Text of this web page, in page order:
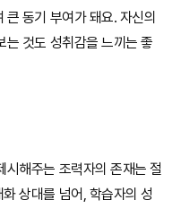
동기 부여가 돼요. 자신의
는 것도 성취감을 느끼는 좋
시해주는 조력자의 존재는 절
상대를 넘어, 학습자의 성